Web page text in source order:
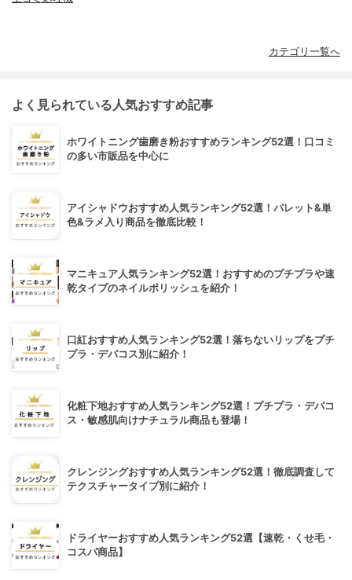
カテゴリ一覧へ
よく見られている人気おすすめ記事
ホワイトニング歯磨き粉おすすめランキング52選！口コミ
の多い市販品を中心に
アイシャドウおすすめ人気ランキング52選！パレット&単
色&ラメ入り商品を徹底比較！
マニキュア人気ランキング52選！おすすめのプチプラや速
乾タイプのネイルポリッシュを紹介！
口紅おすすめ人気ランキング52選！落ちないリップをプチ
プラ・デパコス別に紹介！
化粧下地おすすめ人気ランキング52選！プチプラ・デパコ
ス・敏感肌向けナチュラル商品も登場！
クレンジングおすすめ人気ランキング52選！徹底調査して
テクスチャータイプ別に紹介！
ドライヤーおすすめ人気ランキング52選【速乾・くせ毛・
コスパ商品】